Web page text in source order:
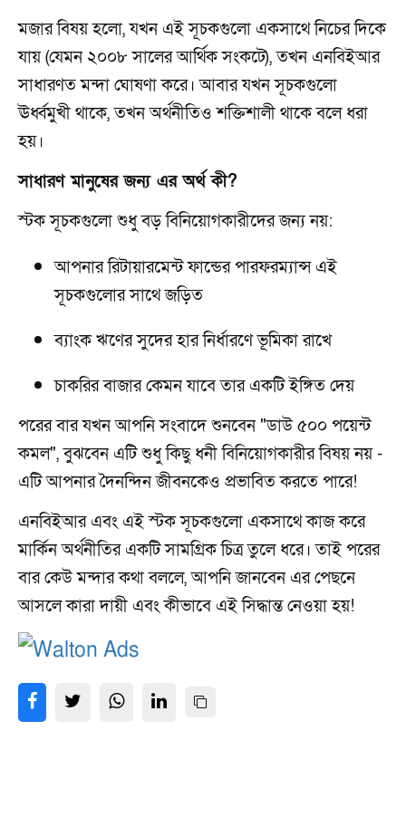
মজার বিষয় হলো, যখন এই সূচকগুলো একসাথে নিচের দিকে
যায় (যেমন ২০০৮ সালের আর্থিক সংকটে), তখন এনবিইআর
সাধারণত মন্দা ঘোষণা করে। আবার যখন সূচকগুলো
ঊর্ধ্বমুখী থাকে, তখন অর্থনীতিও শক্তিশালী থাকে বলে ধরা
হয়।
সাধারণ মানুষের জন্য এর অর্থ কী?
স্টক সূচকগুলো শুধু বড় বিনিয়োগকারীদের জন্য নয়:
আপনার রিটায়ারমেন্ট ফান্ডের পারফরম্যান্স এই
সূচকগুলোর সাথে জড়িত
ব্যাংক ঋণের সুদের হার নির্ধারণে ভূমিকা রাখে
চাকরির বাজার কেমন যাবে তার একটি ইঙ্গিত দেয়
পরের বার যখন আপনি সংবাদে শুনবেন "ডাউ ৫০০ পয়েন্ট
কমল", বুঝবেন এটি শুধু কিছু ধনী বিনিয়োগকারীর বিষয় নয় -
এটি আপনার দৈনন্দিন জীবনকেও প্রভাবিত করতে পারে!
এনবিইআর এবং এই স্টক সূচকগুলো একসাথে কাজ করে
মার্কিন অর্থনীতির একটি সামগ্রিক চিত্র তুলে ধরে। তাই পরের
বার কেউ মন্দার কথা বললে, আপনি জানবেন এর পেছনে
আসলে কারা দায়ী এবং কীভাবে এই সিদ্ধান্ত নেওয়া হয়!